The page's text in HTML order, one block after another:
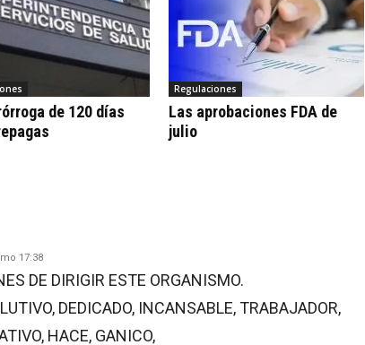
de 120 días
Regulaciones
Las aprobaciones FDA de
julio
17:38
DE DIRIGIR ESTE ORGANISMO.
DEDICADO, INCANSABLE, TRABAJADOR,
HACE, GANICO,